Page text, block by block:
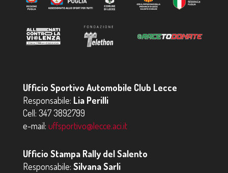
Ufficio Sportivo Automobile Club Lecce
Responsabile: Lia Perilli
Cell: 347 3892799
e-mail: uffsportivo@lecce.aci.it
Ufficio Stampa Rally del Salento
Responsabile: Silvana Sarli